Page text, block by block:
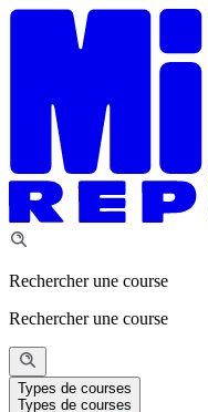
Rechercher une course
Rechercher une course
Types de courses
Types de courses